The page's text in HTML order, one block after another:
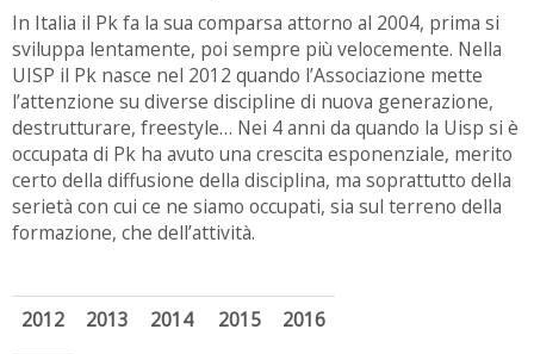
In Italia il Pk fa la sua comparsa attorno al 2004, prima si
sviluppa lentamente, poi sempre più velocemente. Nella
UISP il Pk nasce nel 2012 quando l’Associazione mette
l’attenzione su diverse discipline di nuova generazione,
destrutturare, freestyle… Nei 4 anni da quando la Uisp si è
occupata di Pk ha avuto una crescita esponenziale, merito
certo della diffusione della disciplina, ma soprattutto della
serietà con cui ce ne siamo occupati, sia sul terreno della
formazione, che dell’attività.
2012 2013 2014 2015 2016